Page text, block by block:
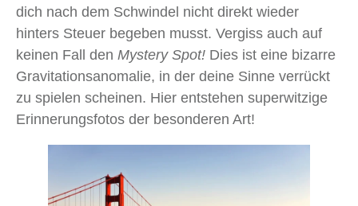
dich nach dem Schwindel nicht direkt wieder
hinters Steuer begeben musst. Vergiss auch auf
keinen Fall den Mystery Spot! Dies ist eine bizarre
Gravitationsanomalie, in der deine Sinne verrückt
zu spielen scheinen. Hier entstehen superwitzige
Erinnerungsfotos der besonderen Art!